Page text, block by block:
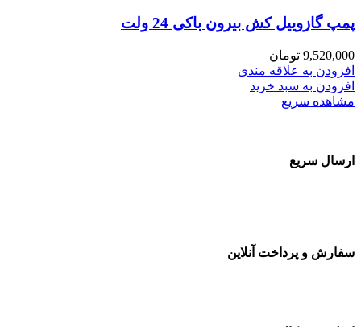
پمپ گازوییل کش بیرون باکی 24 ولت
9,520,000 تومان
افزودن به علاقه مندی
افزودن به سبد خرید
مشاهده سریع
ارسال سریع
سفارش و پرداخت آنلاین